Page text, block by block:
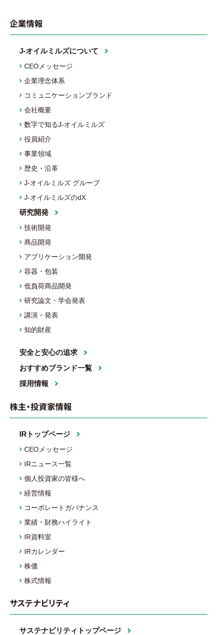
企業情報
J-オイルミルズについて
CEOメッセージ
企業理念体系
コミュニケーションブランド
会社概要
数字で知るJ-オイルミルズ
役員紹介
事業領域
歴史・沿革
J-オイルミルズ グループ
J-オイルミルズのdX
研究開発
技術開発
商品開発
アプリケーション開発
容器・包装
低負荷商品開発
研究論文・学会発表
講演・発表
知的財産
安全と安心の追求
おすすめブランド一覧
採用情報
株主・投資家情報
IRトップページ
CEOメッセージ
IRニュース一覧
個人投資家の皆様へ
経営情報
コーポレートガバナンス
業績・財務ハイライト
IR資料室
IRカレンダー
株価
株式情報
サステナビリティ
サステナビリティトップページ